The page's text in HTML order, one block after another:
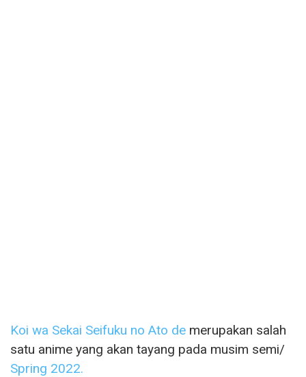
Koi wa Sekai Seifuku no Ato de merupakan salah
satu anime yang akan tayang pada musim semi/
Spring 2022.